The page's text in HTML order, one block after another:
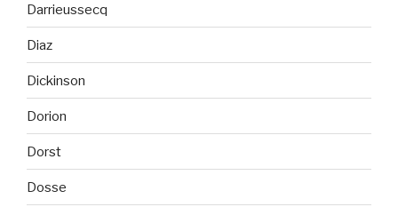
Darrieussecq
Diaz
Dickinson
Dorion
Dorst
Dosse